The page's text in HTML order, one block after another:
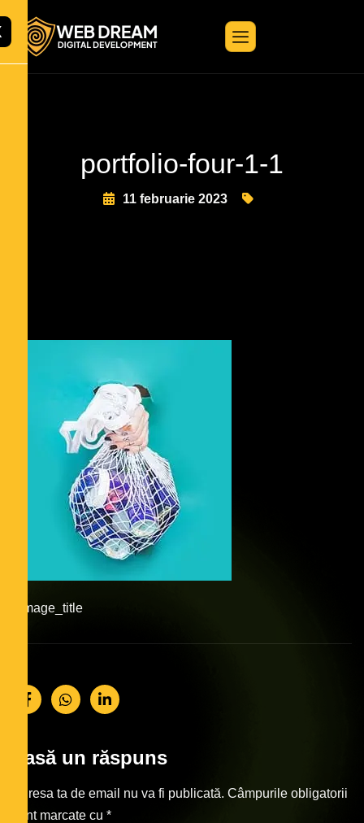
portfolio-four-1-1
11 februarie 2023
#image_title
Lasă un răspuns
Adresa ta de email nu va fi publicată. Câmpurile obligatorii
sunt marcate cu *